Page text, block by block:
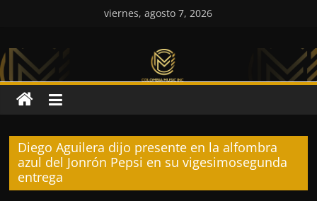
viernes, agosto 7, 2026
Colombia
Music
Inc
Colombia
Music
Inc
Diego Aguilera dijo presente en la alfombra
azul del Jonrón Pepsi en su vigesimosegunda
entrega